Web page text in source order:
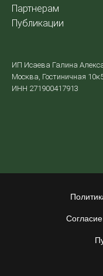
Партнерам
Публикации
ИП Исаева Галина
Москва, Гостиничная
ИНН 271900417913